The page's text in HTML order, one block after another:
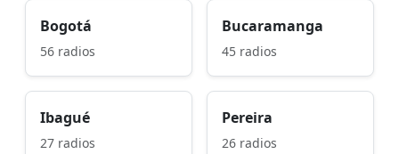
Bogotá
56 radios
Bucaramanga
45 radios
Ibagué
27 radios
Pereira
26 radios